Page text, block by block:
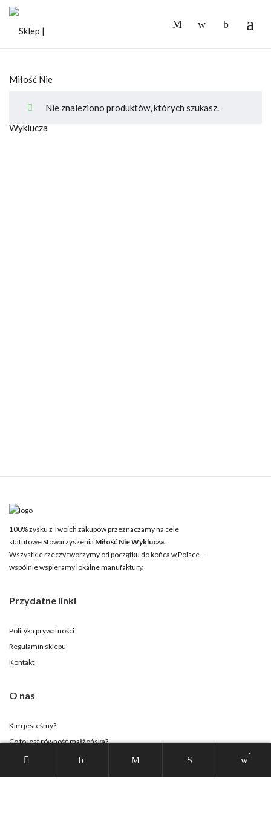
Nie znaleziono produktów, których szukasz.
100% zysku z Twoich zakupów przeznaczamy na cele
statutowe Stowarzyszenia Miłość Nie Wyklucza.
Wszystkie rzeczy tworzymy od początku do końca w Polsce –
wspólnie wspieramy lokalne manufaktury.
Przydatne linki
Polityka prywatności
Regulamin sklepu
Kontakt
O nas
Kim jesteśmy?
Co to jest równość małżeńska?
Strona Stowarzyszenia
-